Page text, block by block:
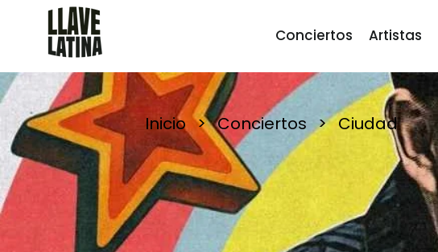
Conciertos Artistas
Inicio > Conciertos > Ciudad